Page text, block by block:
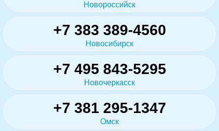
Новороссийск
+7 383 389-4560
Новосибирск
+7 495 843-5295
Новочеркасск
+7 381 295-1347
Омск